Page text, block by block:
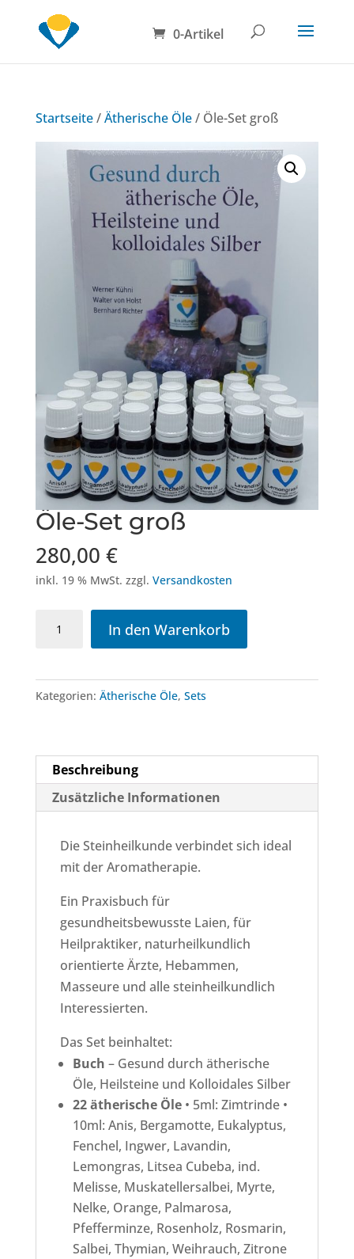
0-Artikel
Startseite/Ätherische Öle/ Öle-Set groß
Öle-Set groß
280,00 €
inkl. 19 % MwSt. zzgl. Versandkosten
Menge
In den Warenkorb
Kategorien: Ätherische Öle, Sets
Beschreibung
Zusätzliche Informationen
Die Steinheilkunde verbindet sich ideal
mit der Aromatherapie.
Ein Praxisbuch für
gesundheitsbewusste Laien, für
Heilpraktiker, naturheilkundlich
orientierte Ärzte, Hebammen,
Masseure und alle steinheilkundlich
Interessierten.
Das Set beinhaltet:
Buch – Gesund durch ätherische
Öle, Heilsteine und Kolloidales Silber
22 ätherische Öle• 5ml: Zimtrinde •
10ml: Anis, Bergamotte, Eukalyptus,
Fenchel, Ingwer, Lavandin,
Lemongras, Litsea Cubeba, ind.
Melisse, Muskatellersalbei, Myrte,
Nelke, Orange, Palmarosa,
Pfefferminze, Rosenholz, Rosmarin,
Salbei, Thymian, Weihrauch, Zitrone